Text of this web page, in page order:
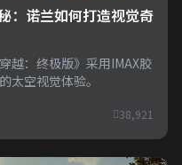
：诺兰如何打造视觉奇
越：终极版》采用IMAX胶
太空视觉体验。
38,921